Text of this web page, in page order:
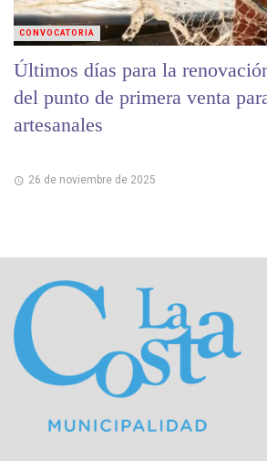
Últimos días para la
del punto de primera venta
artesanales
26 de noviembre de 2025
CONVOCATORIA